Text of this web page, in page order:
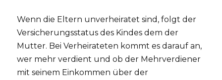
Wenn die Eltern unverheiratet sind, folgt der
Versicherungsstatus des Kindes dem der
Mutter. Bei Verheirateten kommt es darauf an,
wer mehr verdient und ob der Mehrverdiener
mit seinem Einkommen über der